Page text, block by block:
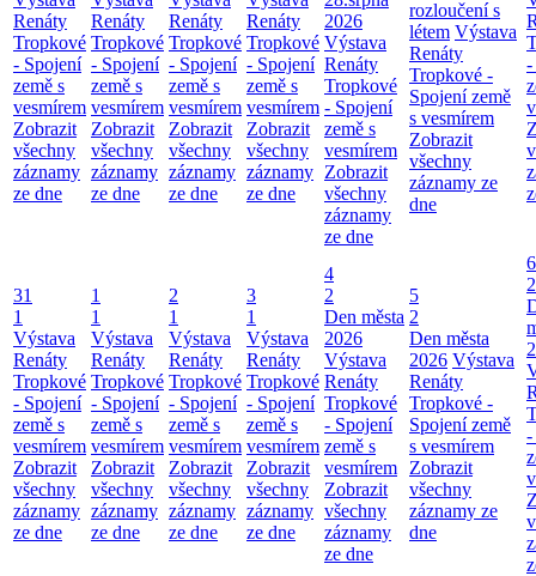
Renáty
Tropkové
- Spojení
země s
vesmírem
Zobrazit
všechny
záznamy
ze dne
Renáty
Tropkové
- Spojení
země s
vesmírem
Zobrazit
všechny
záznamy
ze dne
Renáty
Tropkové
- Spojení
země s
vesmírem
Zobrazit
všechny
záznamy
ze dne
Renáty
Tropkové
- Spojení
země s
vesmírem
Zobrazit
všechny
záznamy
ze dne
2026
Výstava
Renáty
Tropkové
- Spojení
země s
vesmírem
Zobrazit
všechny
záznamy
ze dne
rozloučení s
létem Výstava
Renáty
Tropkové -
Spojení země
s vesmírem
Zobrazit
všechny
záznamy ze
dne
-
31
1
Výstava
Renáty
Tropkové
- Spojení
země s
vesmírem
Zobrazit
všechny
záznamy
ze dne
1
1
Výstava
Renáty
Tropkové
- Spojení
země s
vesmírem
Zobrazit
všechny
záznamy
ze dne
2
1
Výstava
Renáty
Tropkové
- Spojení
země s
vesmírem
Zobrazit
všechny
záznamy
ze dne
3
1
Výstava
Renáty
Tropkové
- Spojení
země s
vesmírem
Zobrazit
všechny
záznamy
ze dne
4
2
Den města
2026
Výstava
Renáty
Tropkové
- Spojení
země s
vesmírem
Zobrazit
všechny
záznamy
ze dne
5
2
Den města
2026 Výstava
Renáty
Tropkové -
Spojení země
s vesmírem
Zobrazit
všechny
záznamy ze
dne
6
2
-